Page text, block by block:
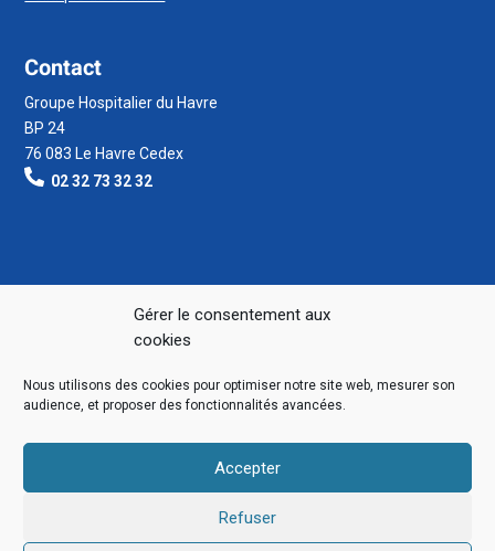
Gérer le consentement aux
cookies
Nous utilisons des cookies pour optimiser notre site web, mesurer son
audience, et proposer des fonctionnalités avancées.
Accepter
Refuser
Contact
Groupe Hospitalier du Havre
BP 24
76 083 Le Havre Cedex
02 32 73 32 32